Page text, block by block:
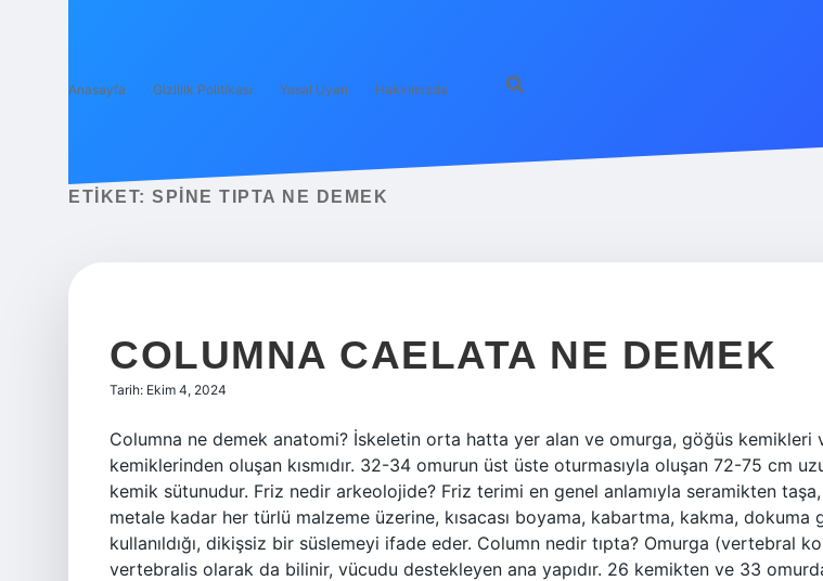
Anasayfa Gizlilik Politikası Yasal Uyarı Hakkımızda
ETIKET: SPINE TIPTA NE DEMEK
COLUMNA CAELATA NE DEMEK
Tarih: Ekim 4, 2024
Columna ne demek anatomi? İskeletin orta hatta yer alan ve omurga, göğüs kemikleri
kemiklerinden oluşan kısmıdır. 32-34 omurun üst üste oturmasıyla oluşan 72-75 cm
kemik sütunudur. Friz nedir arkeolojide? Friz terimi en genel anlamıyla seramikten
metale kadar her türlü malzeme üzerine, kısacası boyama, kabartma, kakma, dokuma
kullanıldığı, dikişsiz bir süslemeyi ifade eder. Column nedir tıpta? Omurga (vertebral
vertebralis olarak da bilinir, vücudu destekleyen ana yapıdır. 26 kemikten ve 33